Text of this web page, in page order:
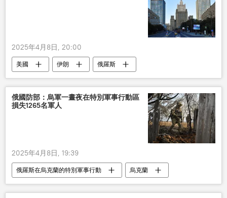
2025年4月8日, 20:00
美國 伊朗 俄羅斯
俄國防部：烏軍一晝夜在特別軍事行動區
損失1265名軍人
2025年4月8日, 19:39
俄羅斯在烏克蘭的特別軍事行動
烏克蘭
俄羅斯
軍事